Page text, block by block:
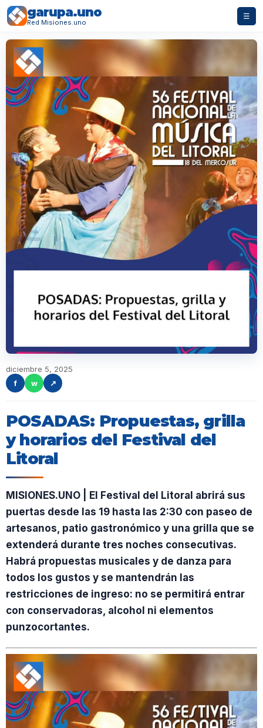
garupa.uno
Red Misiones.uno
☰
diciembre 5, 2025
f
w ↗
POSADAS: Propuestas, grilla
y horarios del Festival del
Litoral
MISIONES.UNO | El Festival del Litoral abrirá sus
puertas desde las 19 hasta las 2:30 con paseo de
artesanos, patio gastronómico y una grilla que se
extenderá durante tres noches consecutivas.
Habrá propuestas musicales y de danza para
todos los gustos y se mantendrán las
restricciones de ingreso: no se permitirá entrar
con conservadoras, alcohol ni elementos
punzocortantes.